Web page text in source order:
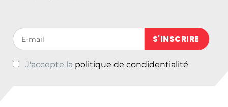
Votre adresse de messagerie (obligatoire)
J'accepte la politique de condidentialité